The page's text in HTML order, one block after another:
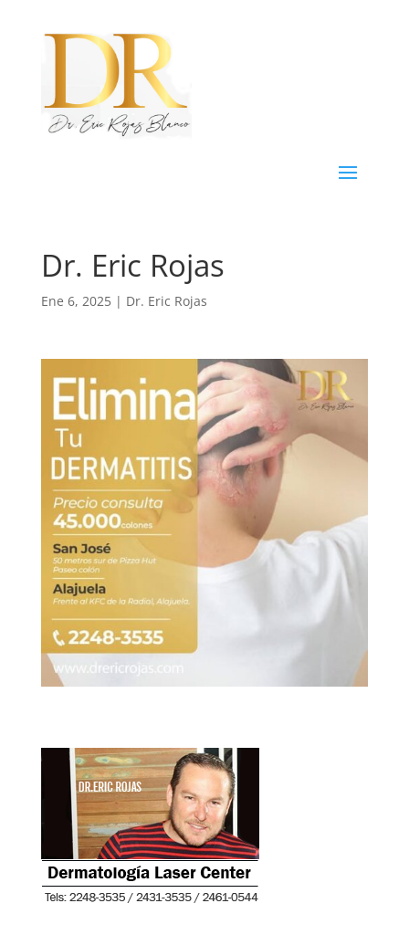
Dr. Eric Rojas
Ene 6, 2025| Dr. Eric Rojas